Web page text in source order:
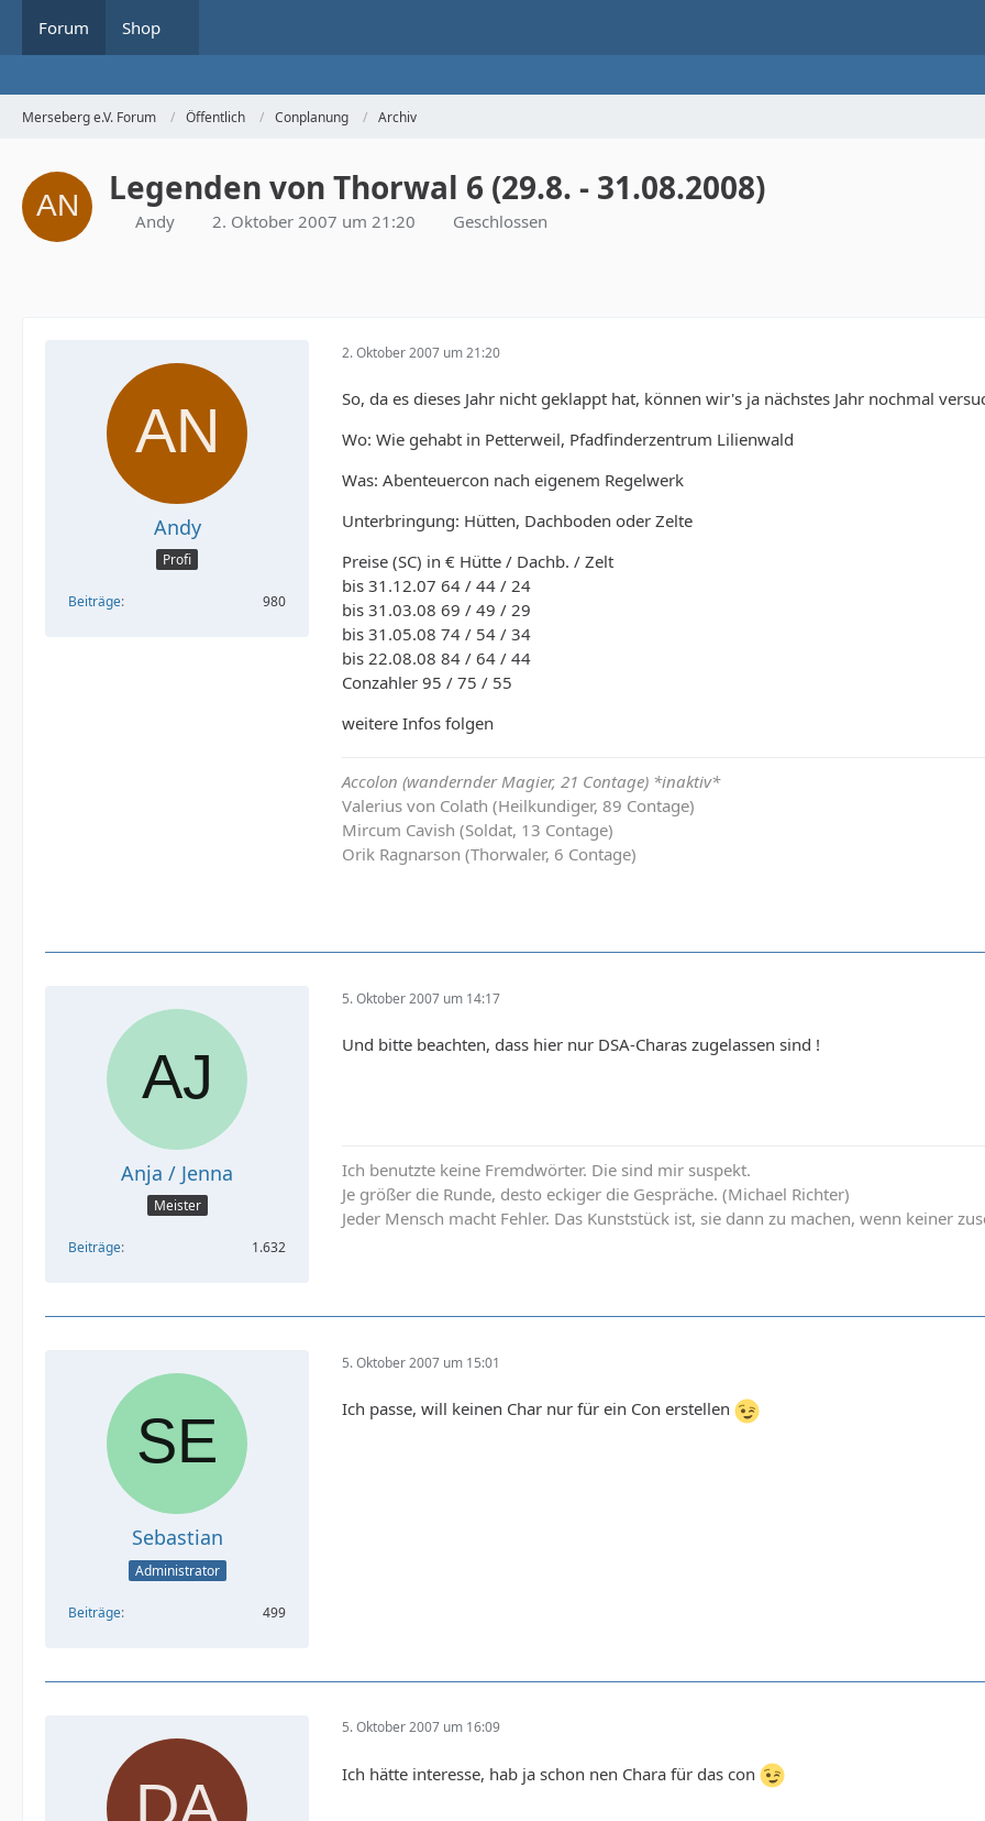
Forum Shop
Merseberg e.V. Forum Öffentlich Conplanung Archiv
Legenden von Thorwal 6 (29.8. - 31.08.2008)
Andy 2. Oktober 2007 um 21:20 Geschlossen
Andy
Profi
Beiträge 980
2. Oktober 2007 um 21:20
So, da es dieses Jahr nicht geklappt hat, können wir's ja nächstes Jahr nochmal
Wo: Wie gehabt in Petterweil, Pfadfinderzentrum Lilienwald
Was: Abenteuercon nach eigenem Regelwerk
Unterbringung: Hütten, Dachboden oder Zelte
Preise (SC) in € Hütte / Dachb. / Zelt
bis 31.12.07 64 / 44 / 24
bis 31.03.08 69 / 49 / 29
bis 31.05.08 74 / 54 / 34
bis 22.08.08 84 / 64 / 44
Conzahler 95 / 75 / 55
weitere Infos folgen
Accolon (wandernder Magier, 21 Contage) *inaktiv*
Valerius von Colath (Heilkundiger, 89 Contage)
Mircum Cavish (Soldat, 13 Contage)
Orik Ragnarson (Thorwaler, 6 Contage)
Anja / Jenna
Meister
Beiträge 1.632
5. Oktober 2007 um 14:17
Und bitte beachten, dass hier nur DSA-Charas zugelassen sind !
Ich benutzte keine Fremdwörter. Die sind mir suspekt.
Je größer die Runde, desto eckiger die Gespräche. (Michael Richter)
Jeder Mensch macht Fehler. Das Kunststück ist, sie dann zu machen, wenn keiner
Sebastian
Administrator
Beiträge 499
5. Oktober 2007 um 15:01
Ich passe, will keinen Char nur für ein Con erstellen
5. Oktober 2007 um 16:09
Ich hätte interesse, hab ja schon nen Chara für das con